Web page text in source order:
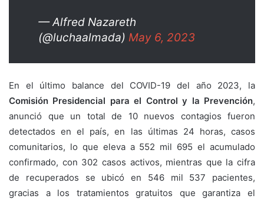
— Alfred Nazareth
(@luchaalmada) May 6, 2023
En el último balance del COVID-19 del año 2023, la
Comisión Presidencial para el Control y la Prevención,
anunció que un total de 10 nuevos contagios fueron
detectados en el país, en las últimas 24 horas, casos
comunitarios, lo que eleva a 552 mil 695 el acumulado
confirmado, con 302 casos activos, mientras que la cifra
de recuperados se ubicó en 546 mil 537 pacientes,
gracias a los tratamientos gratuitos que garantiza el